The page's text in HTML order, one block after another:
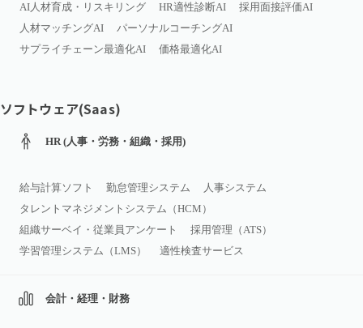
AI人材育成・リスキリング HR適性診断AI
採用面接評価AI
人材マッチングAI
パーソナルコーチングAI
サプライチェーン最適化AI
価格最適化AI
ソフトウェア(Saas)
HR (人事・労務・組織・採用)
給与計算ソフト 勤怠管理システム
人事システム
タレントマネジメントシステム（HCM）
組織サーベイ・従業員アンケート
採用管理（ATS）
学習管理システム（LMS）
適性検査サービス
会計・経理・財務